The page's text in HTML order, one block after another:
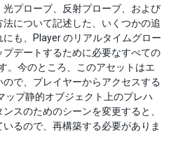
プローブ、反射プローブ、および
について記述した、いくつかの追
も、Player のリアルタイムグロー
デートするために必要なすべての
。今のところ、このアセットはエ
で、プレイヤーからアクセスする
ップ静的オブジェクト上のプレハ
スのためのシーンを変更すると、
るので、再構築する必要がありま